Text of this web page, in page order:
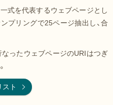
式を代表するウェブページとし
プリングで25ページ抽出し、合
ったウェブページのURIはつぎ
ト